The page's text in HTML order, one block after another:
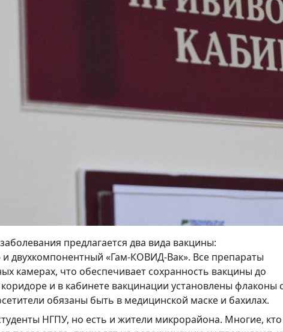
предлагается два вида вакцины:
двухкомпонентный «Гам-КОВИД-Вак». Все препараты
камерах, что обеспечивает сохранность вакцины до
и в кабинете вакцинации установлены флаконы с
обязаны быть в медицинской маске и бахилах.
НГПУ, но есть и жители микрорайона. Многие, кто